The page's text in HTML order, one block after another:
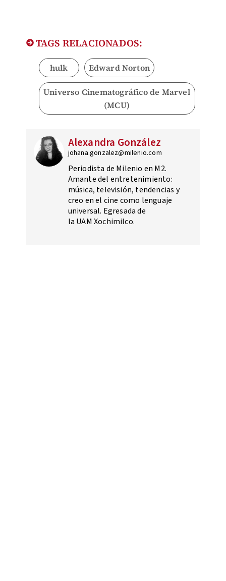
TAGS RELACIONADOS:
hulk Edward Norton
Universo Cinematográfico de Marvel
(MCU)
Alexandra González
johana.gonzalez@milenio.com
Periodista de Milenio en M2.
Amante del entretenimiento:
música, televisión, tendencias y
creo en el cine como lenguaje
universal. Egresada de
la UAM Xochimilco.